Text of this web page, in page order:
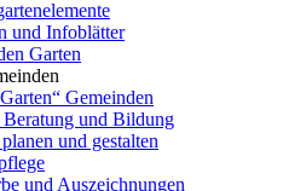
und Infoblätter
Garten
Gemeinden
Beratung und Bildung
und gestalten
und Auszeichnungen